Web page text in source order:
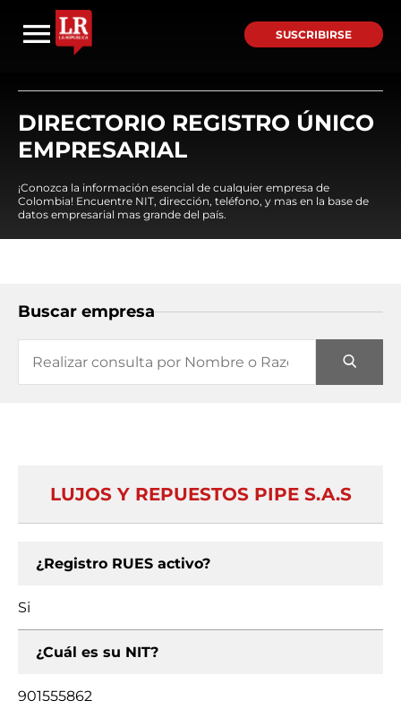
SUSCRIBIRSE
DIRECTORIO REGISTRO ÚNICO
EMPRESARIAL
¡Conozca la información esencial de cualquier empresa de
Colombia! Encuentre NIT, dirección, teléfono, y mas en la base de
datos empresarial mas grande del país.
Buscar empresa
LUJOS Y REPUESTOS PIPE S.A.S
¿Registro RUES activo?
Si
¿Cuál es su NIT?
901555862